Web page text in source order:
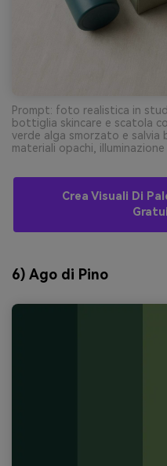
Prompt: foto realistica in
bottiglia skincare e scatola
verde alga smorzato e salvia
materiali opachi,
Crea Visuali Di
6) Ago di Pino